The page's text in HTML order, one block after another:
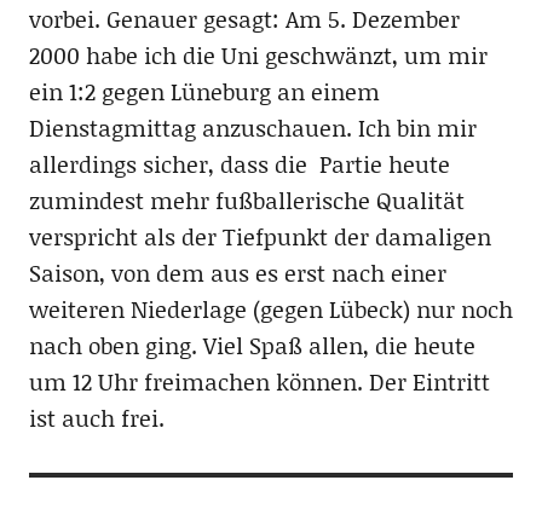
vorbei. Genauer gesagt: Am 5. Dezember
2000 habe ich die Uni geschwänzt, um mir
ein 1:2 gegen Lüneburg an einem
Dienstagmittag anzuschauen. Ich bin mir
allerdings sicher, dass die Partie heute
zumindest mehr fußballerische Qualität
verspricht als der Tiefpunkt der damaligen
Saison, von dem aus es erst nach einer
weiteren Niederlage (gegen Lübeck) nur noch
nach oben ging. Viel Spaß allen, die heute
um 12 Uhr freimachen können. Der Eintritt
ist auch frei.